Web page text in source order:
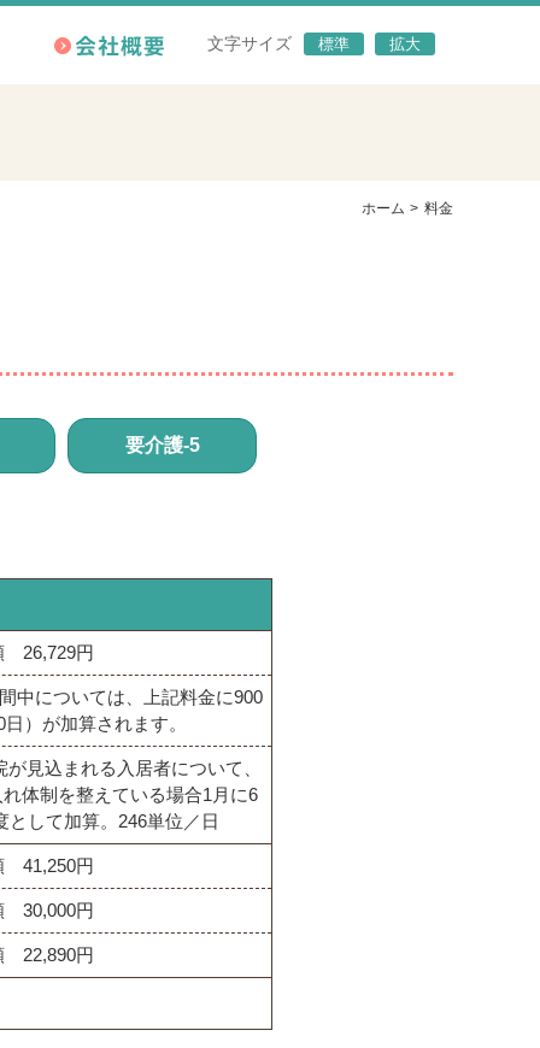
文字サイズ 標準 拡大
ホーム 料金
要介護-5
26,729円
中については、上記料金に900
）が加算されます。
見込まれる入居者について、
体制を整えている場合1月に6
として加算。246単位／日
41,250円
30,000円
22,890円